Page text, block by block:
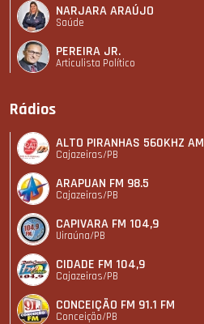
NARJARA ARAÚJO
Saúde
PEREIRA JR.
Articulista Polí­tico
Rádios
ALTO PIRANHAS 560KHZ AM
Cajazeiras/PB
ARAPUAN FM 98.5
Cajazeiras/PB
CAPIVARA FM 104,9
Uiraúna/PB
CIDADE FM 104,9
Cajazeiras/PB
CONCEIÇÃO FM 91.1 FM
Conceição/PB